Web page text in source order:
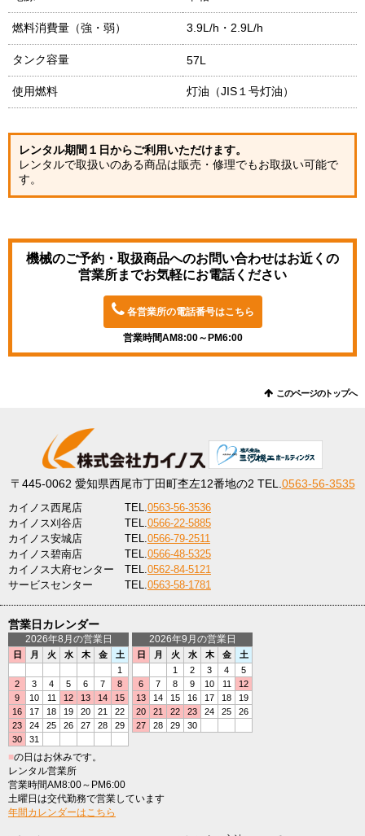
燃料消費量（強・弱） 3.9L/h・2.9L/h
タンク容量 57L
使用燃料 灯油（JIS１号灯油）
レンタル期間１日からご利用いただけます。
レンタルで取扱いのある商品は販売・修理でもお取扱い可能で
す。
機械のご予約・取扱商品へのお問い合わせはお近くの
営業所までお気軽にお電話ください
各営業所の電話番号はこちら
営業時間AM8:00～PM6:00
このページのトップへ
〒445-0062 愛知県西尾市丁田町杢左12番地の2 TEL. 0563-56-3535
カイノス西尾店 TEL.0563-56-3536
カイノス刈谷店
TEL.0566-22-5885
カイノス安城店
TEL.0566-79-2511
カイノス碧南店
TEL.0566-48-5325
カイノス大府センター
TEL.0562-84-5121
サービスセンター
TEL.0563-58-1781
営業日カレンダー
2026年8月の営業日
日 月 火 水 木 金
土
1
2
3 4 5 6 7
8
9
10 11 12 13 14
15
16
17 18 19 20 21
22
23
24 25 26 27 28
29
30
31
2026年9月の営業日
日 月 火 水 木 金
土
1
2 3 4
5
6
7 8 9 10 11
12
13
14 15 16 17 18
19
20
21 22 23 24 25
26
27
28 29 30
■の日はお休みです。
レンタル営業所
営業時間AM8:00～PM6:00
土曜日は交代勤務で営業しています
年間カレンダーはこちら